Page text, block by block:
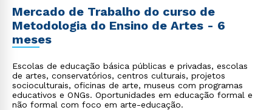
Mercado de Trabalho do curso de
Metodologia do Ensino de Artes - 6
meses
Escolas de educação básica públicas e privadas, escolas
de artes, conservatórios, centros culturais, projetos
socioculturais, oficinas de arte, museus com programas
educativos e ONGs. Oportunidades em educação formal e
não formal com foco em arte-educação.